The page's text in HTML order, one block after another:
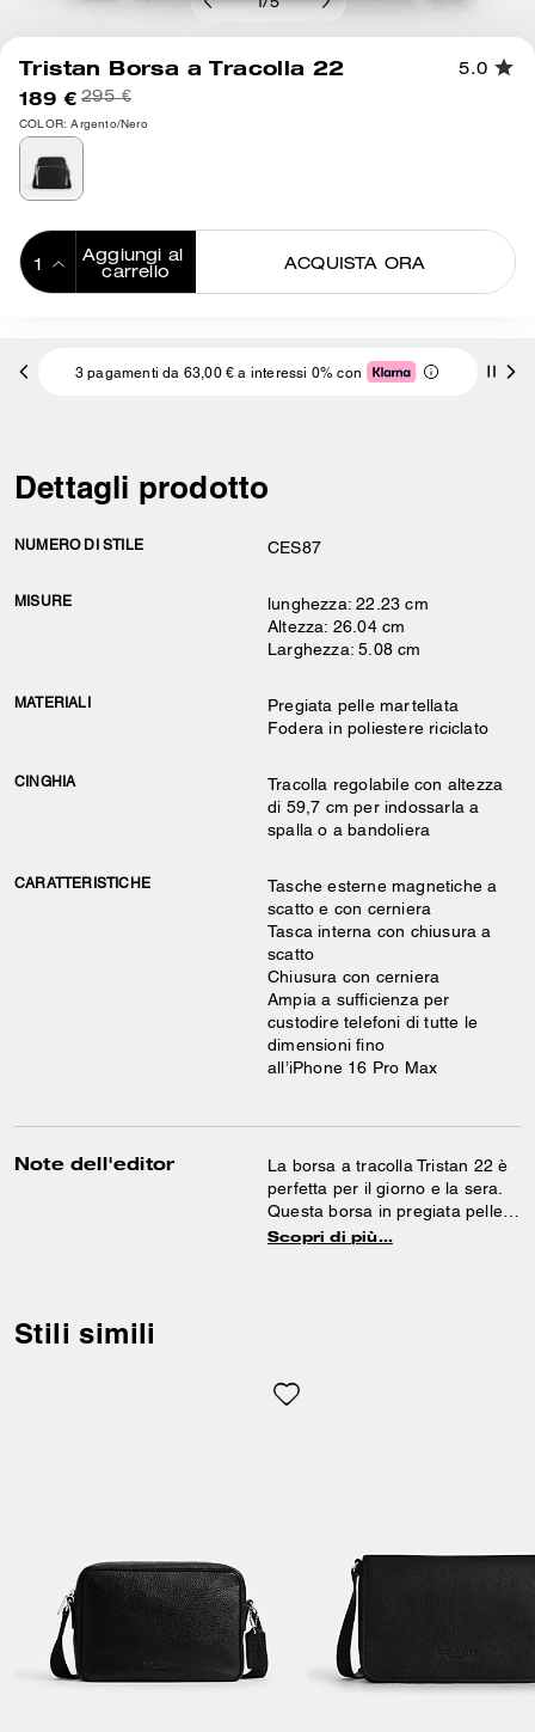
1/5
Tristan Borsa a Tracolla 22 5.0
189 € 295 €
COLOR: Argento/Nero
Aggiungi al
carrello
ACQUISTA ORA
3 pagamenti da 63,00 € a interessi 0% con
Dettagli prodotto
NUMERO DI STILE CES87
MISURE
lunghezza: 22.23 cm
Altezza: 26.04 cm
Larghezza: 5.08 cm
MATERIALI
Pregiata pelle martellata
Fodera in poliestere riciclato
CINGHIA
Tracolla regolabile con altezza
di 59,7 cm per indossarla a
spalla o a bandoliera
CARATTERISTICHE
Tasche esterne magnetiche a
scatto e con cerniera
Tasca interna con chiusura a
scatto
Chiusura con cerniera
Ampia a sufficienza per
custodire telefoni di tutte le
dimensioni fino
all’iPhone 16 Pro Max
Note dell'editor
La borsa a tracolla Tristan 22 è
perfetta per il giorno e la sera.
Questa borsa in pregiata pelle
martellata presenta una tasca
modi.
Scopri di più…
Stili simili